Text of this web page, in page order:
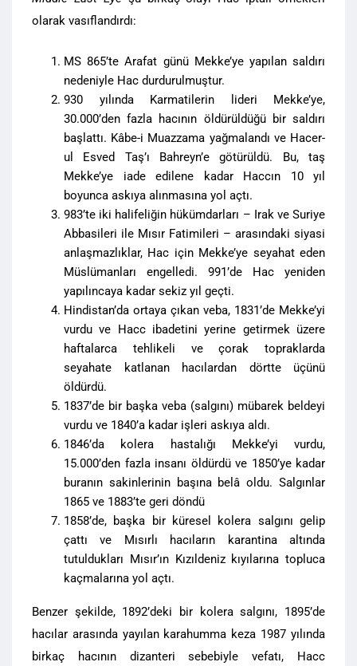
olarak vasıflandırdı:
MS 865’te Arafat günü Mekke’ye yapılan saldırı
nedeniyle Hac durdurulmuştur.
930 yılında Karmatilerin lideri Mekke’ye,
30.000’den fazla hacının öldürüldüğü bir saldırı
başlattı. Kâbe-i Muazzama yağmalandı ve Hacer-
ul Esved Taş’ı Bahreyn’e götürüldü. Bu, taş
Mekke’ye iade edilene kadar Haccın 10 yıl
boyunca askıya alınmasına yol açtı.
983’te iki halifeliğin hükümdarları – Irak ve Suriye
Abbasileri ile Mısır Fatimileri – arasındaki siyasi
anlaşmazlıklar, Hac için Mekke’ye seyahat eden
Müslümanları engelledi. 991’de Hac yeniden
yapılıncaya kadar sekiz yıl geçti.
Hindistan’da ortaya çıkan veba, 1831’de Mekke’yi
vurdu ve Hacc ibadetini yerine getirmek üzere
haftalarca tehlikeli ve çorak topraklarda
seyahate katlanan hacılardan dörtte üçünü
öldürdü.
1837’de bir başka veba (salgını) mübarek beldeyi
vurdu ve 1840’a kadar işleri askıya aldı.
1846’da kolera hastalığı Mekke’yi vurdu,
15.000’den fazla insanı öldürdü ve 1850’ye kadar
buranın sakinlerinin başına belâ oldu. Salgınlar
1865 ve 1883’te geri döndü
1858’de, başka bir küresel kolera salgını gelip
çattı ve Mısırlı hacıların karantina altında
tutuldukları Mısır’ın Kızıldeniz kıyılarına topluca
kaçmalarına yol açtı.
Benzer şekilde, 1892’deki bir kolera salgını, 1895’de
hacılar arasında yayılan karahumma keza 1987 yılında
birkaç hacının dizanteri sebebiyle vefatı, Hacc